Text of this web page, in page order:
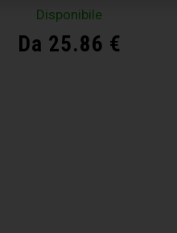
Disponibile
Da 25.86 €